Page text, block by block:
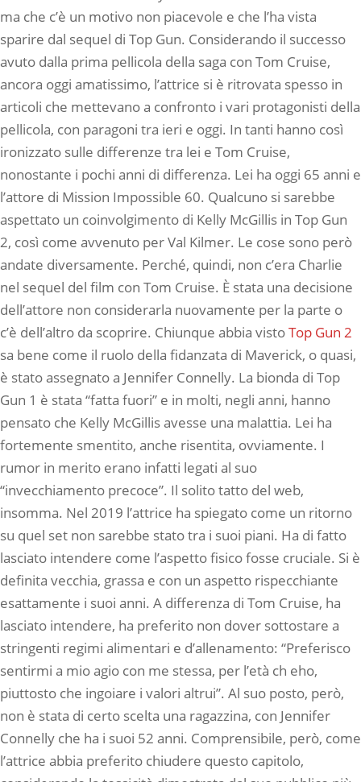
ma che c’è un motivo non piacevole e che l’ha vista
sparire dal sequel di Top Gun. Considerando il successo
avuto dalla prima pellicola della saga con Tom Cruise,
ancora oggi amatissimo, l’attrice si è ritrovata spesso in
articoli che mettevano a confronto i vari protagonisti della
pellicola, con paragoni tra ieri e oggi. In tanti hanno così
ironizzato sulle differenze tra lei e Tom Cruise,
nonostante i pochi anni di differenza. Lei ha oggi 65 anni e
l’attore di Mission Impossible 60. Qualcuno si sarebbe
aspettato un coinvolgimento di Kelly McGillis in Top Gun
2, così come avvenuto per Val Kilmer. Le cose sono però
andate diversamente. Perché, quindi, non c’era Charlie
nel sequel del film con Tom Cruise. È stata una decisione
dell’attore non considerarla nuovamente per la parte o
c’è dell’altro da scoprire. Chiunque abbia vistoTop Gun 2
sa bene come il ruolo della fidanzata di Maverick, o quasi,
è stato assegnato a Jennifer Connelly. La bionda di Top
Gun 1 è stata “fatta fuori” e in molti, negli anni, hanno
pensato che Kelly McGillis avesse una malattia. Lei ha
fortemente smentito, anche risentita, ovviamente. I
rumor in merito erano infatti legati al suo
“invecchiamento precoce”. Il solito tatto del web,
insomma. Nel 2019 l’attrice ha spiegato come un ritorno
su quel set non sarebbe stato tra i suoi piani. Ha di fatto
lasciato intendere come l’aspetto fisico fosse cruciale. Si è
definita vecchia, grassa e con un aspetto rispecchiante
esattamente i suoi anni. A differenza di Tom Cruise, ha
lasciato intendere, ha preferito non dover sottostare a
stringenti regimi alimentari e d’allenamento: “Preferisco
sentirmi a mio agio con me stessa, per l’età ch eho,
piuttosto che ingoiare i valori altrui”. Al suo posto, però,
non è stata di certo scelta una ragazzina, con Jennifer
Connelly che ha i suoi 52 anni. Comprensibile, però, come
l’attrice abbia preferito chiudere questo capitolo,